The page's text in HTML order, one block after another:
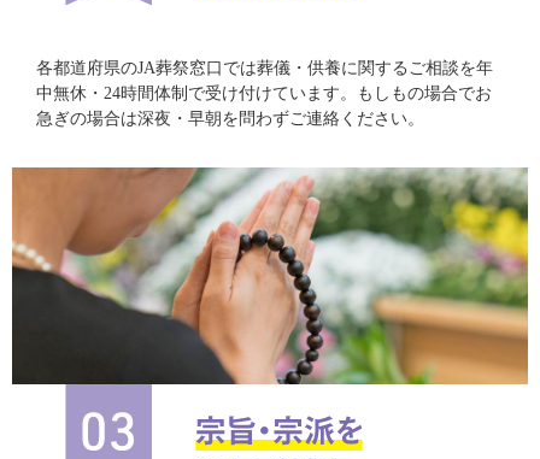
各都道府県のJA葬祭窓口では葬儀・供養に関するご相談を年
中無休・24時間体制で受け付けています。もしもの場合でお
急ぎの場合は深夜・早朝を問わずご連絡ください。